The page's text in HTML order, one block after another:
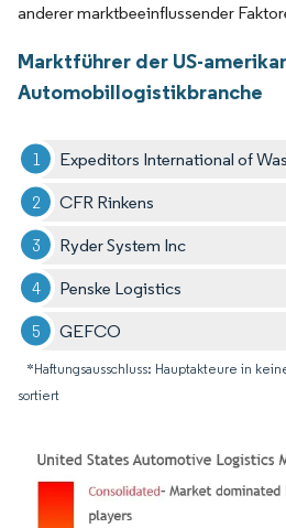
anderer marktbeeinflussender
Marktführer der US-
Automobillogistikbranche
Expeditors International of
CFR Rinkens
Ryder System Inc
Penske Logistics
GEFCO
*Haftungsausschluss: Hauptakteure in
sortiert